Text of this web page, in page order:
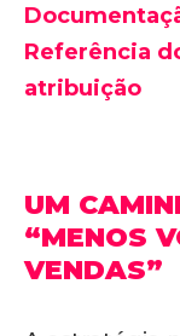
Referência
atribuição
UM
“MENOS
VENDAS”